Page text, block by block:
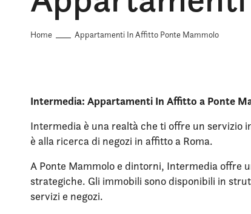
Home Appartamenti In Affitto Ponte Mammolo
Intermedia: Appartamenti In Affitto a Ponte
Intermedia è una realtà che ti offre un servizio
è alla ricerca di negozi in affitto a Roma.
A Ponte Mammolo e dintorni, Intermedia offre
strategiche. Gli immobili sono disponibili in
servizi e negozi.